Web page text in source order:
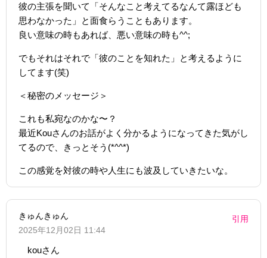
彼の主張を聞いて「そんなこと考えてるなんて露ほども
思わなかった」と面食らうこともあります。
良い意味の時もあれば、悪い意味の時も^^;
でもそれはそれで「彼のことを知れた」と考えるように
してます(笑)
＜秘密のメッセージ＞
これも私宛なのかな〜？
最近Kouさんのお話がよく分かるようになってきた気がし
てるので、きっとそう(*^^*)
この感覚を対彼の時や人生にも波及していきたいな。
きゅんきゅん
2025年12月02日 11:44
引用
kouさん